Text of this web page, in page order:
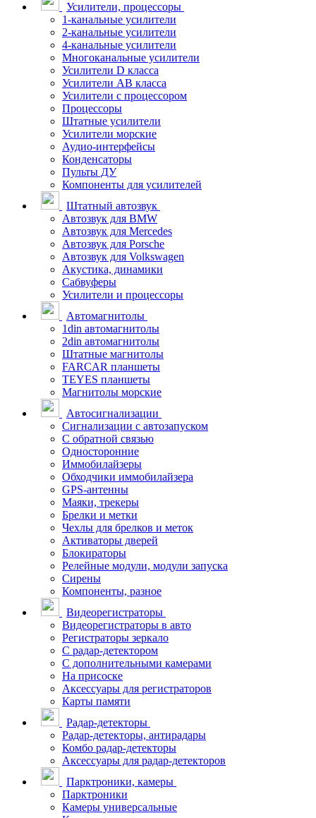
Усилители, процессоры
1-канальные усилители
2-канальные усилители
4-канальные усилители
Многоканальные усилители
Усилители D класса
Усилители АВ класса
Усилители с процессором
Процессоры
Штатные усилители
Усилители морские
Аудио-интерфейсы
Конденсаторы
Пульты ДУ
Компоненты для усилителей
Штатный автозвук
Автозвук для BMW
Автозвук для Mercedes
Автозвук для Porsche
Автозвук для Volkswagen
Акустика, динамики
Сабвуферы
Усилители и процессоры
Автомагнитолы
1din автомагнитолы
2din автомагнитолы
Штатные магнитолы
FARCAR планшеты
TEYES планшеты
Магнитолы морские
Автосигнализации
Сигнализации с автозапуском
С обратной связью
Односторонние
Иммобилайзеры
Обходчики иммобилайзера
GPS-антенны
Маяки, трекеры
Брелки и метки
Чехлы для брелков и меток
Активаторы дверей
Блокираторы
Релейные модули, модули запуска
Сирены
Компоненты, разное
Видеорегистраторы
Видеорегистраторы в авто
Регистраторы зеркало
С радар-детектором
С дополнительными камерами
На присоске
Аксессуары для регистраторов
Карты памяти
Радар-детекторы
Радар-детекторы, антирадары
Комбо радар-детекторы
Аксессуары для радар-детекторов
Парктроники, камеры
Парктроники
Камеры универсальные